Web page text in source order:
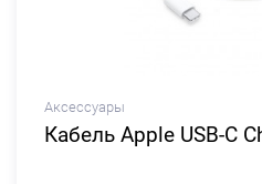
Аксессуары
Кабель Apple USB-C